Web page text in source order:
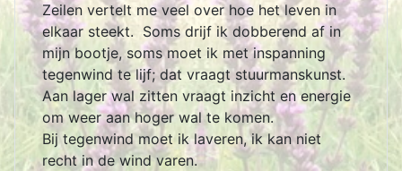
Zeilen vertelt me veel over hoe het leven in
elkaar steekt. Soms drijf ik dobberend af in
mijn bootje, soms moet ik met inspanning
tegenwind te lijf; dat vraagt stuurmanskunst.
Aan lager wal zitten vraagt inzicht en energie
om weer aan hoger wal te komen.
Bij tegenwind moet ik laveren, ik kan niet
recht in de wind varen.